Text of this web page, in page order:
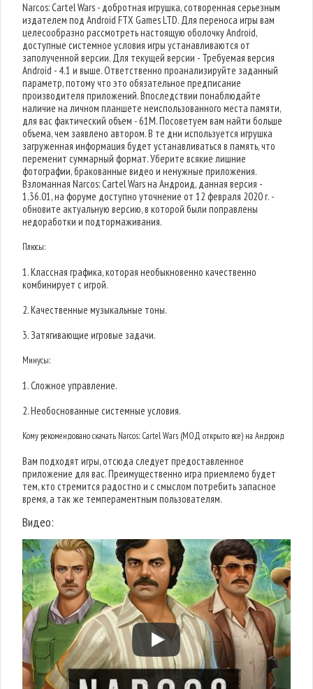
Narcos: Cartel Wars - добротная игрушка, сотворенная серьезным
издателем под Android FTX Games LTD. Для переноса игры вам
целесообразно рассмотреть настоящую оболочку Android,
доступные системное условия игры устанавливаются от
заполученной версии. Для текущей версии - Требуемая версия
Android - 4.1 и выше. Ответственно проанализируйте заданный
параметр, потому что это обязательное предписание
производителя приложений. Впоследствии понаблюдайте
наличие на личном планшете неиспользованного места памяти,
для вас фактический объем - 61M. Посоветуем вам найти больше
объема, чем заявлено автором. В те дни используется игрушка
загруженная информация будет устанавливаться в память, что
переменит суммарный формат. Уберите всякие лишние
фотографии, бракованные видео и ненужные приложения.
Взломанная Narcos: Cartel Wars на Андроид, данная версия -
1.36.01, на форуме доступно уточнение от 12 февраля 2020 г. -
обновите актуальную версию, в которой были поправлены
недоработки и подтормаживания.
Плюсы:
1. Классная графика, которая необыкновенно качественно
комбинирует с игрой.
2. Качественные музыкальные тоны.
3. Затягивающие игровые задачи.
Минусы:
1. Сложное управление.
2. Необоснованные системные условия.
Кому рекомендовано скачать Narcos: Cartel Wars (МОД открыто все) на Андроид
Вам подходят игры, отсюда следует предоставленное
приложение для вас. Преимущественно игра приемлемо будет
тем, кто стремится радостно и с смыслом потребить запасное
время, а так же темпераментным пользователям.
Видео: